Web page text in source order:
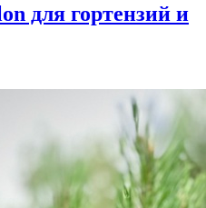
для гортензий и